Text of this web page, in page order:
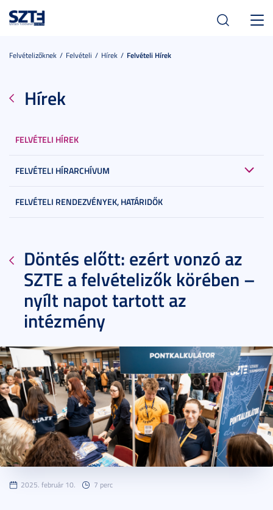
Felvételizőknek Felvételi Hírek Felvételi Hírek
Hírek
FELVÉTELI HÍREK
FELVÉTELI HÍRARCHÍVUM
FELVÉTELI RENDEZVÉNYEK, HATÁRIDŐK
Döntés előtt: ezért vonzó az
SZTE a felvételizők körében –
nyílt napot tartott az
intézmény
2025. február 10. 7 perc